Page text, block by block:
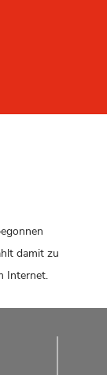
damit zu
Internet.